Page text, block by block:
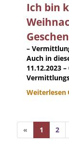
Ich bin
–
Auch in
11.12.2023
Weiterlesen
« 1 2